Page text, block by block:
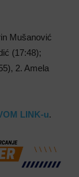
Mušanović
(17:48);
2. Amela
LINK-u.